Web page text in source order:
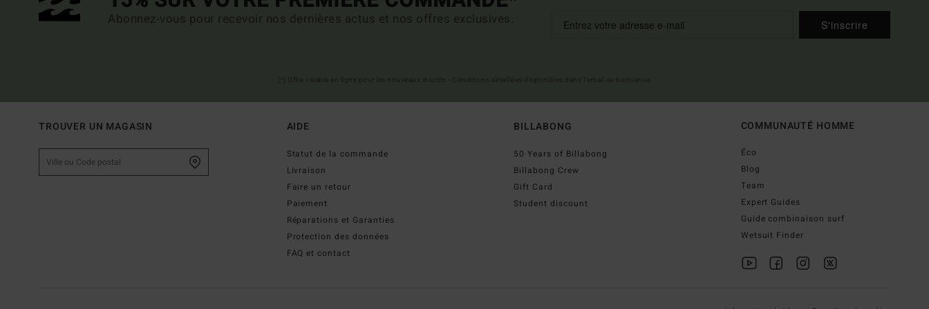
Abonnez-vous pour recevoir nos dernières actus et nos offres exclusives. S'inscrire
TROUVER UN MAGASIN AIDE
Statut de la commande
Livraison
Faire un retour
Paiement
Réparations et Garanties
Protection des données
FAQ et contact
BILLABONG
50 Years of Billabong
Billabong Crew
Gift Card
Student discount
COMMUNAUTÉ HOMME
Éco
Blog
Team
Expert Guides
Guide combinaison surf
Wetsuit Finder